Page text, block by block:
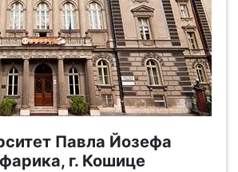
Павла Йозефа
г. Кошице